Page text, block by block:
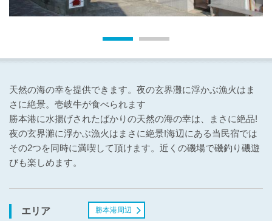
天然の海の幸を提供できます。夜の玄界灘に浮かぶ漁火はま
さに絶景。壱岐牛が食べられます
勝本港に水揚げされたばかりの天然の海の幸は、まさに絶品!
夜の玄界灘に浮かぶ漁火はまさに絶景!海辺にある当民宿では
その2つを同時に満喫して頂けます。近くの磯場で磯釣り磯遊
びも楽しめます。
エリア 勝本港周辺